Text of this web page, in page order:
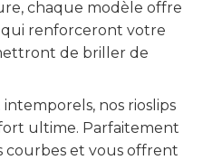
chaque modèle offre
qui renforceront votre
de briller de
intemporels, nos rioslips
ultime. Parfaitement
courbes et vous offrent